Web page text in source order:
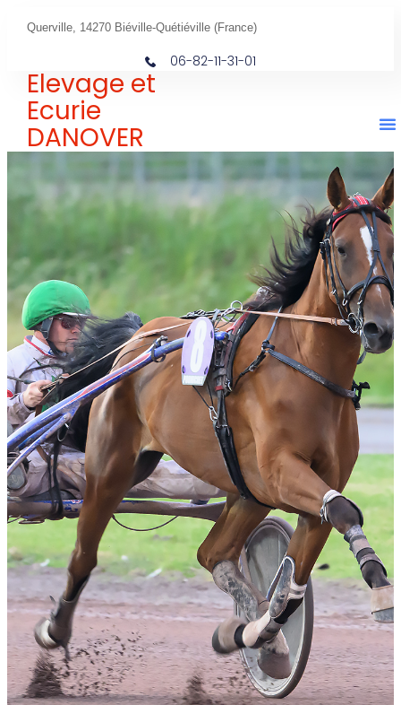
Querville, 14270 Biéville-Quétiéville (France)
06-82-11-31-01
Elevage et
Ecurie
DANOVER